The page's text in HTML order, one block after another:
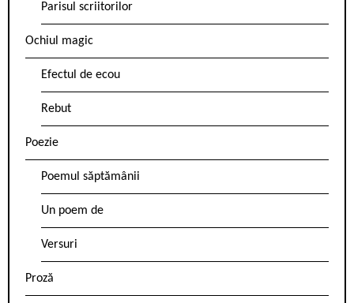
Parisul scriitorilor
Ochiul magic
Efectul de ecou
Rebut
Poezie
Poemul săptămânii
Un poem de
Versuri
Proză